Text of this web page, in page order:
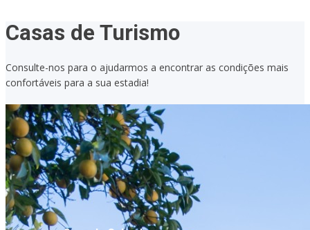
Casas de Turismo
Consulte-nos para o ajudarmos a encontrar as condições mais
confortáveis para a sua estadia!